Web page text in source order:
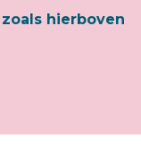
hierboven